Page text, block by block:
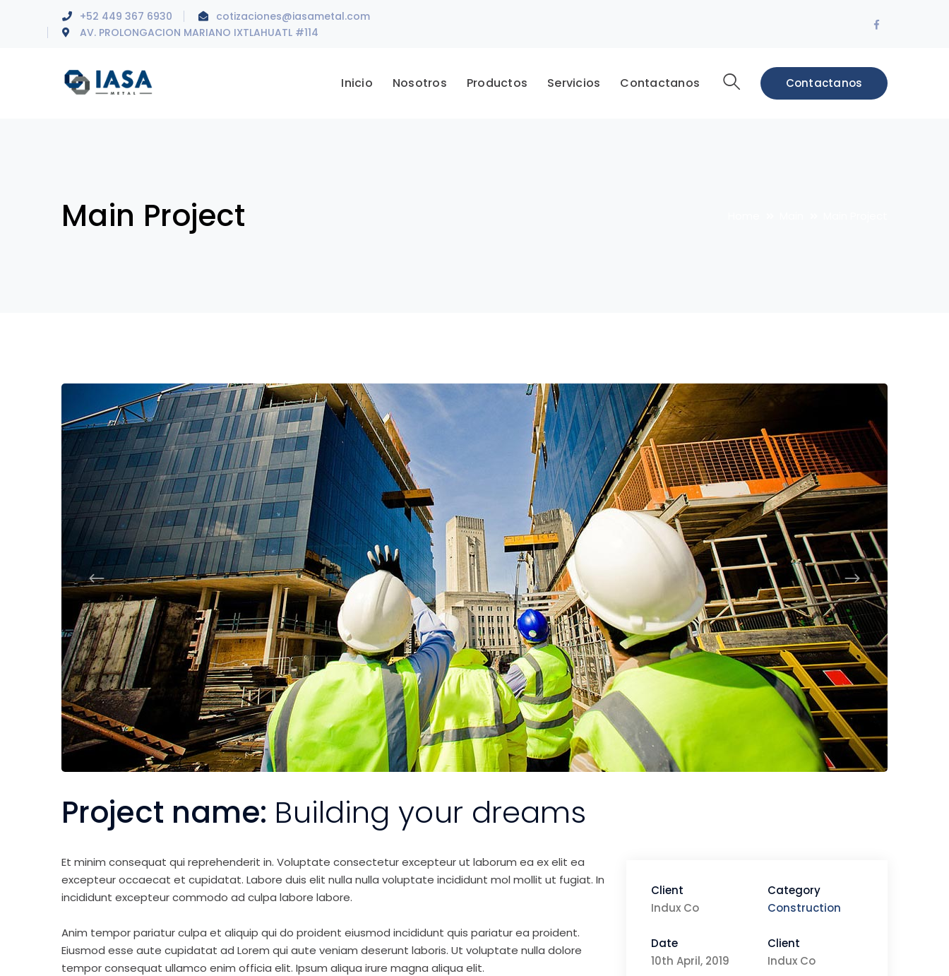
+52 449 367 6930
cotizaciones@iasametal.com
AV. PROLONGACION MARIANO IXTLAHUATL #114
Facebook
Contactanos
Inicio Nosotros Productos Servicios Contactanos
Main Project
Project name: Building your dreams
Et minim consequat qui reprehenderit in. Voluptate consectetur excepteur ut laborum ea ex elit ea
excepteur occaecat et cupidatat. Labore duis elit nulla nulla voluptate incididunt mol mollit ut fugiat. In
incididunt excepteur commodo ad culpa labore labore.
Anim tempor pariatur culpa et aliquip qui do proident eiusmod incididunt quis pariatur ea proident.
Eiusmod esse aute cupidatat ad Lorem qui aute veniam deserunt laboris. Ut voluptate nulla dolore
tempor consequat ullamco enim officia elit. Ipsum aliqua irure magna aliqua elit.
Client
Indux Co
Category
Construction
Date
10th April, 2019
Client
Indux Co